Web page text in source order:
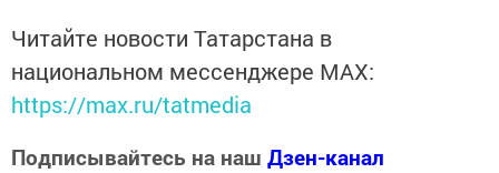
Читайте новости Татарстана в
национальном мессенджере MАХ:
https://max.ru/tatmedia
Подписывайтесь на наш Дзен-канал